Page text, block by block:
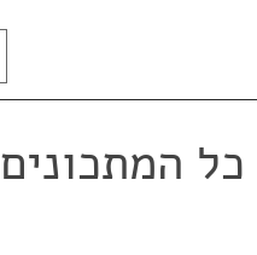
כל המתכונים